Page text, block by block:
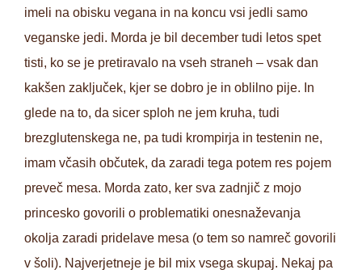
imeli na obisku vegana in na koncu vsi jedli samo
veganske jedi. Morda je bil december tudi letos spet
tisti, ko se je pretiravalo na vseh straneh – vsak dan
kakšen zaključek, kjer se dobro je in oblilno pije. In
glede na to, da sicer sploh ne jem kruha, tudi
brezglutenskega ne, pa tudi krompirja in testenin ne,
imam včasih občutek, da zaradi tega potem res pojem
preveč mesa. Morda zato, ker sva zadnjič z mojo
princesko govorili o problematiki onesnaževanja
okolja zaradi pridelave mesa (o tem so namreč govorili
v šoli). Najverjetneje je bil mix vsega skupaj. Nekaj pa